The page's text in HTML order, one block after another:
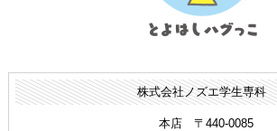
株式会社ノズエ学生専科
本店 〒440-0085